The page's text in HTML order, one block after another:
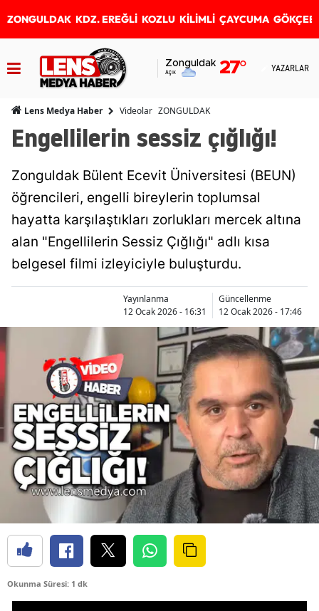
ZONGULDAK KDZ. EREĞLİ KOZLU KİLİMLİ ÇAYCUMA
Zonguldak
Açık 27° YAZARLAR
Lens Medya Haber Videolar ZONGULDAK
Engellilerin sessiz çığlığı!
Zonguldak Bülent Ecevit Üniversitesi (BEUN)
öğrencileri, engelli bireylerin toplumsal
hayatta karşılaştıkları zorlukları mercek altına
alan "Engellilerin Sessiz Çığlığı" adlı kısa
belgesel filmi izleyiciyle buluşturdu.
Yayınlanma
12 Ocak 2026 - 16:31
Güncellenme
12 Ocak 2026 - 17:46
Okunma Süresi: 1 dk